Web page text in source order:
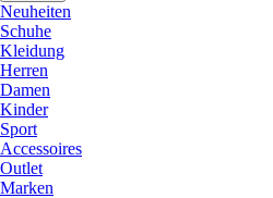
Neuheiten
Schuhe
Kleidung
Herren
Damen
Kinder
Sport
Accessoires
Outlet
Marken